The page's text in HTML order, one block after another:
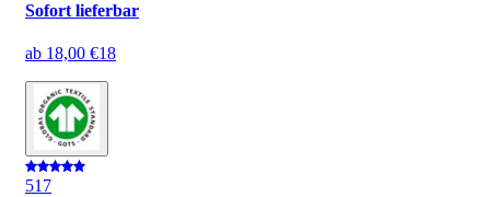
Sofort lieferbar
ab 18,00 €18
517